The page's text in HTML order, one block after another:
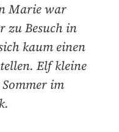
Marie war
zu Besuch in
kaum einen
Elf kleine
im